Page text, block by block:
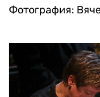
Фотография: